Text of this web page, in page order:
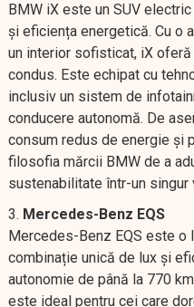
BMW iX este un SUV
și eficiența energetică. Cu o
un interior sofisticat, iX
condus. Este echipat cu
inclusiv un sistem de
conducere autonomă. De
consum redus de energie și
filosofia mărcii BMW de a
sustenabilitate într-un singur
Mercedes-Benz EQS
Mercedes-Benz EQS este
combinație unică de lux și
autonomie de până la 770
este ideal pentru cei care